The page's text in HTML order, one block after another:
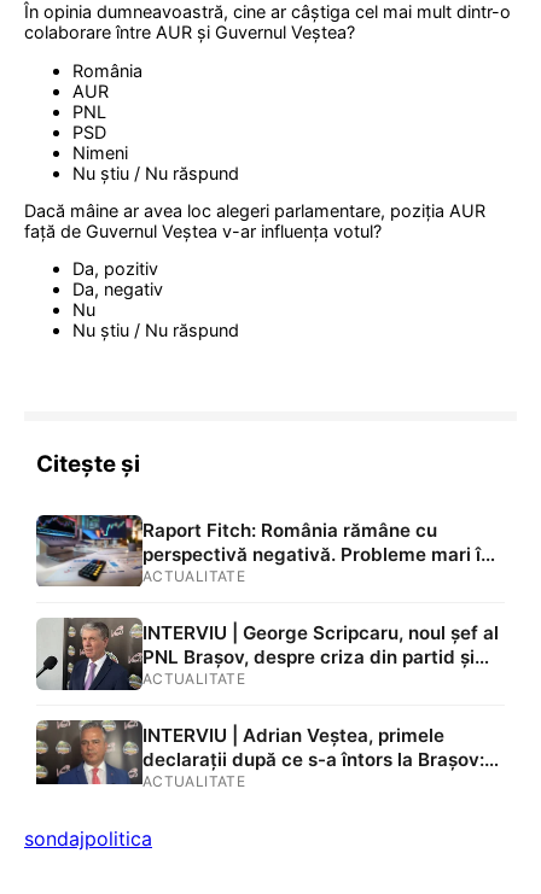
În opinia dumneavoastră, cine ar câștiga cel mai mult dintr-o
colaborare între AUR și Guvernul Veștea?
România
AUR
PNL
PSD
Nimeni
Nu știu / Nu răspund
Dacă mâine ar avea loc alegeri parlamentare, poziția AUR
față de Guvernul Veștea v-ar influența votul?
Da, pozitiv
Da, negativ
Nu
Nu știu / Nu răspund
Citește și
Raport Fitch: România rămâne cu
perspectivă negativă. Probleme mari în
economia țării: deficit uriaș, datorii în
pe economie
ACTUALITATE
INTERVIU | George Scripcaru, noul șef al
PNL Brașov, despre criza din partid și
eticheta de „trădător” pusă lui Adrian
premier?: „Eu nu dau oameni afară /
Cunosc multe detalii, dar în viață este
bine să fii parolist”
ACTUALITATE
INTERVIU | Adrian Veștea, primele
declarații după ce s-a întors la Brașov:
„Nu este o înfrângere. Toată viața mea
ACTUALITATE
sondajpolitica